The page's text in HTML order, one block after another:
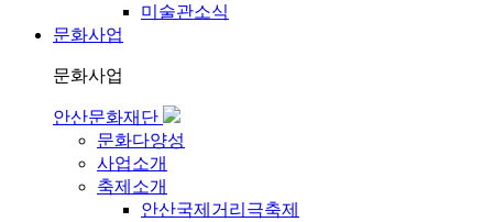
미술관소식
문화사업
문화사업
안산문화재단
문화다양성
사업소개
축제소개
안산국제거리극축제